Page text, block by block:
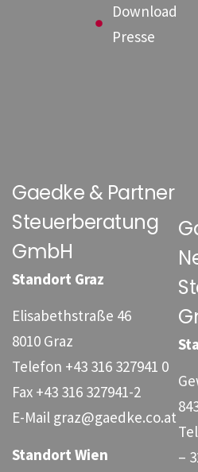
Download
Presse
Gaedke & Partner
Steuerberatung
GmbH
Standort Graz
Elisabethstraße 46
8010 Graz
Telefon +43 316 327941 0
Fax +43 316 327941-2
E-Mail graz@gaedke.co.at
Standort Wien
–